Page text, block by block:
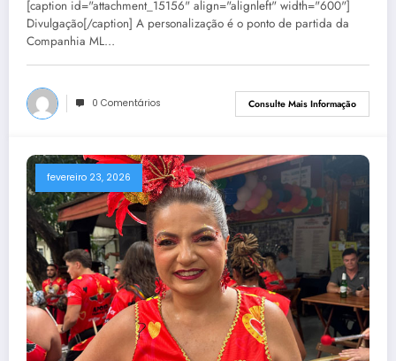
[caption id="attachment_15156" align="alignleft" width="600"]
Divulgação[/caption] A personalização é o ponto de partida da
Companhia ML…
0 Comentários Consulte Mais Informação
fevereiro 23, 2026